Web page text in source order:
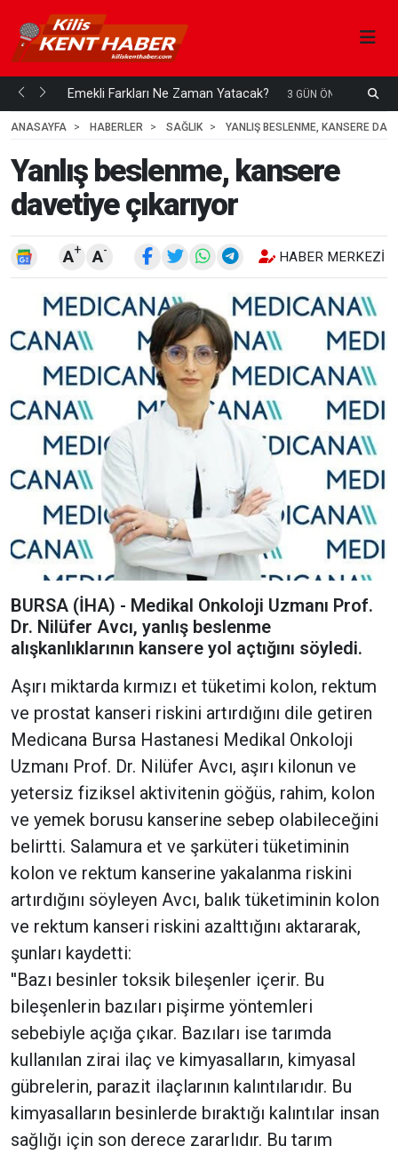
mi... Emekli Farkları Ne Zaman Yatacak? 3 GÜN ÖNCE
ANASAYFA
HABERLER SAĞLIK YANLIŞ BESLENME, KANSERE
Yanlış beslenme, kansere
davetiye çıkarıyor
A+ A- HABER MERKEZI
BURSA (İHA) - Medikal Onkoloji Uzmanı Prof.
Dr. Nilüfer Avcı, yanlış beslenme
alışkanlıklarının kansere yol açtığını söyledi.
Aşırı miktarda kırmızı et tüketimi kolon, rektum
ve prostat kanseri riskini artırdığını dile getiren
Medicana Bursa Hastanesi Medikal Onkoloji
Uzmanı Prof. Dr. Nilüfer Avcı, aşırı kilonun ve
yetersiz fiziksel aktivitenin göğüs, rahim, kolon
ve yemek borusu kanserine sebep olabileceğini
belirtti. Salamura et ve şarküteri tüketiminin
kolon ve rektum kanserine yakalanma riskini
artırdığını söyleyen Avcı, balık tüketiminin kolon
ve rektum kanseri riskini azalttığını aktararak,
şunları kaydetti:
''Bazı besinler toksik bileşenler içerir. Bu
bileşenlerin bazıları pişirme yöntemleri
sebebiyle açığa çıkar. Bazıları ise tarımda
kullanılan zirai ilaç ve kimyasalların, kimyasal
gübrelerin, parazit ilaçlarının kalıntılarıdır. Bu
kimyasalların besinlerde bıraktığı kalıntılar insan
sağlığı için son derece zararlıdır. Bu tarım